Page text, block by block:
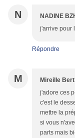
N NADINE
j'arrive pour
Répondre
M Mireille
j'adore ces
c'est le
mettre la
si vous
parts mais